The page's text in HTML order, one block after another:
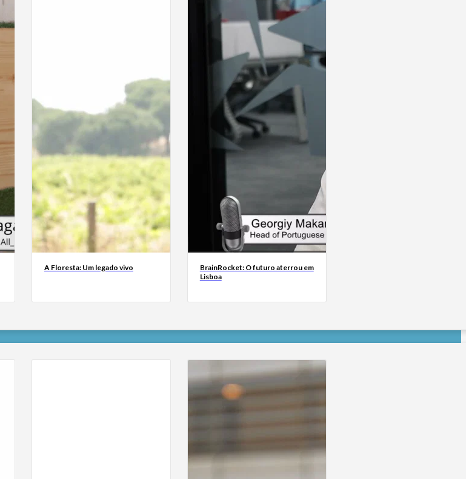
A Floresta: Um legado vivo
BrainRocket: O futuro aterrou em
Lisboa